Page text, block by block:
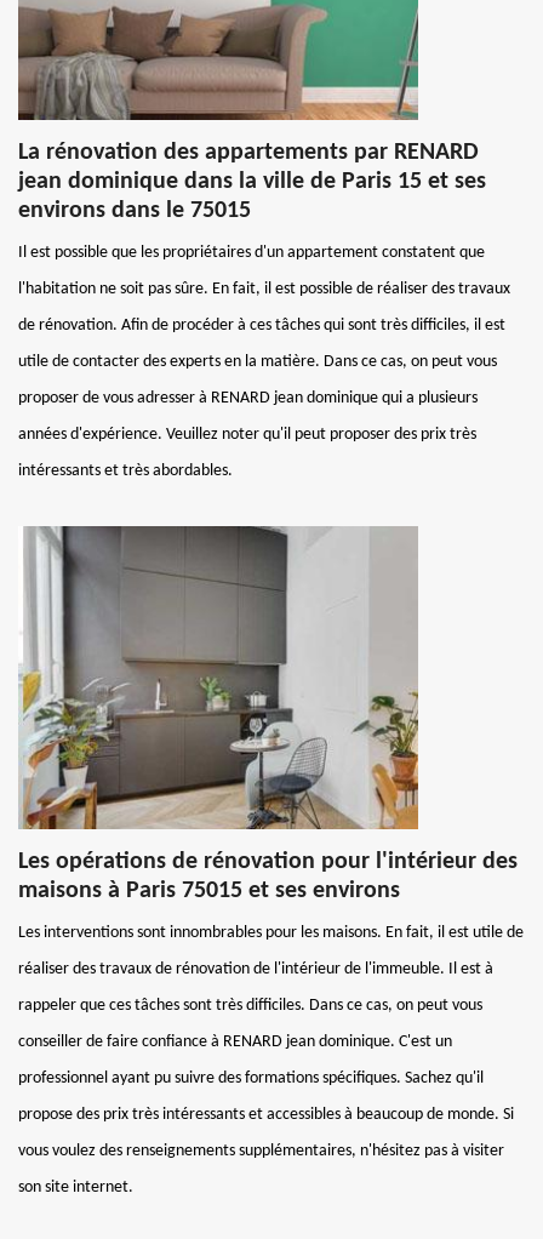
La rénovation des appartements par RENARD
jean dominique dans la ville de Paris 15 et ses
environs dans le 75015
Il est possible que les propriétaires d'un appartement constatent que
l'habitation ne soit pas sûre. En fait, il est possible de réaliser des travaux
de rénovation. Afin de procéder à ces tâches qui sont très difficiles, il est
utile de contacter des experts en la matière. Dans ce cas, on peut vous
proposer de vous adresser à RENARD jean dominique qui a plusieurs
années d'expérience. Veuillez noter qu'il peut proposer des prix très
intéressants et très abordables.
Les opérations de rénovation pour l'intérieur des
maisons à Paris 75015 et ses environs
Les interventions sont innombrables pour les maisons. En fait, il est utile de
réaliser des travaux de rénovation de l'intérieur de l'immeuble. Il est à
rappeler que ces tâches sont très difficiles. Dans ce cas, on peut vous
conseiller de faire confiance à RENARD jean dominique. C'est un
professionnel ayant pu suivre des formations spécifiques. Sachez qu'il
propose des prix très intéressants et accessibles à beaucoup de monde. Si
vous voulez des renseignements supplémentaires, n'hésitez pas à visiter
son site internet.